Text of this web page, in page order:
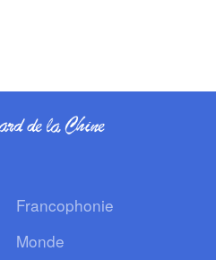
Francophonie
Monde